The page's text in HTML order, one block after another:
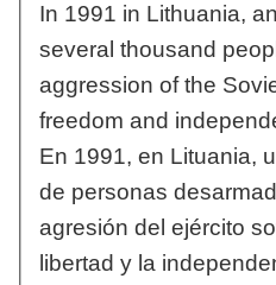
In 1991 in Lithuania,
several thousand
aggression of the
freedom and
En 1991, en Lituania,
de personas
agresión del ejército
libertad y la